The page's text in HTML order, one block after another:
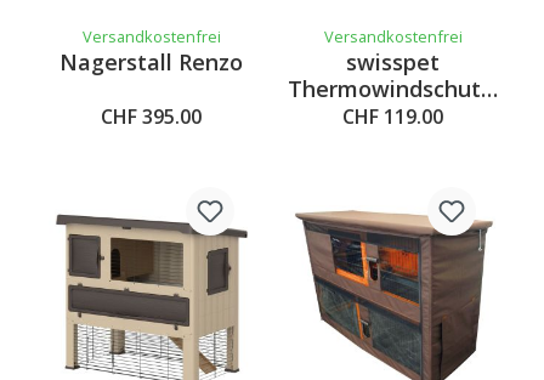
Versandkostenfrei
Nagerstall Renzo
CHF 395.00
Versandkostenfrei
swisspet
Thermowindschutz,
150x64x108cm
CHF 119.00